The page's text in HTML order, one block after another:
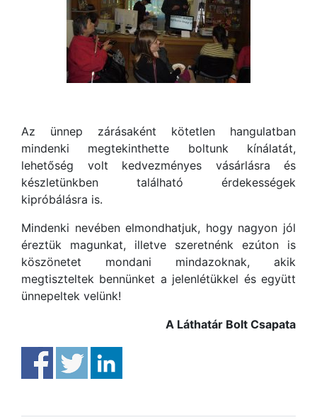
Az ünnep zárásaként kötetlen hangulatban
mindenki megtekinthette boltunk kínálatát,
lehetőség volt kedvezményes vásárlásra és
készletünkben található érdekességek
kipróbálásra is.
Mindenki nevében elmondhatjuk, hogy nagyon jól
éreztük magunkat, illetve szeretnénk ezúton is
köszönetet mondani mindazoknak, akik
megtiszteltek bennünket a jelenlétükkel és együtt
ünnepeltek velünk!
A Láthatár Bolt Csapata